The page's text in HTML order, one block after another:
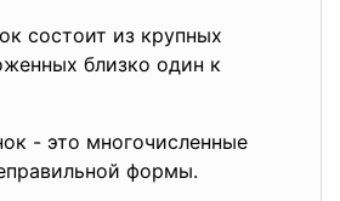
состоит из крупных
близко один к
- это многочисленные
формы.